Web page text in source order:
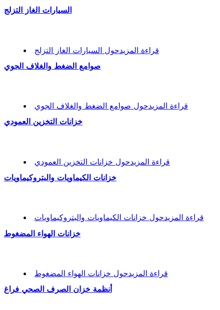
السيارات الغاز التزلج
قراءة المزيدحول السيارات الغاز التزلج
صوامع الضغط والغلاف الجوي
قراءة المزيدحول صوامع الضغط والغلاف الجوي
خزانات التخزين العمودي
قراءة المزيدحول خزانات التخزين العمودي
خزانات الكيماويات والبتروكيماويات
قراءة المزيدحول خزانات الكيماويات والبتروكيماويات
خزانات الهواء المضغوط
قراءة المزيدحول خزانات الهواء المضغوط
أنظمة خزان الصرف الصحي فراغ